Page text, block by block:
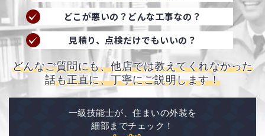
どこが悪いの？どんな工事なの？
見積り、点検だけでもいいの？
どんなご質問にも、他店では教えてくれなかった
話も正直に、丁寧にご説明します！
一級技能士が、住まいの外装を
細部までチェック！